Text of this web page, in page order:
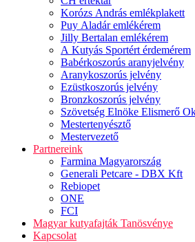
Korózs András emlékplakett
Puy Aladár emlékérem
Jilly Bertalan emlékérem
A Kutyás Sportért érdemérem
Babérkoszorús aranyjelvény
Aranykoszorús jelvény
Ezüstkoszorús jelvény
Bronzkoszorús jelvény
Szövetség Elnöke Elismerő
Mestertenyésztő
Mestervezető
Partnereink
Farmina Magyarország
Generali Petcare - DBX Kft
Rebiopet
ONE
FCI
Magyar kutyafajták Tanösvénye
Kapcsolat